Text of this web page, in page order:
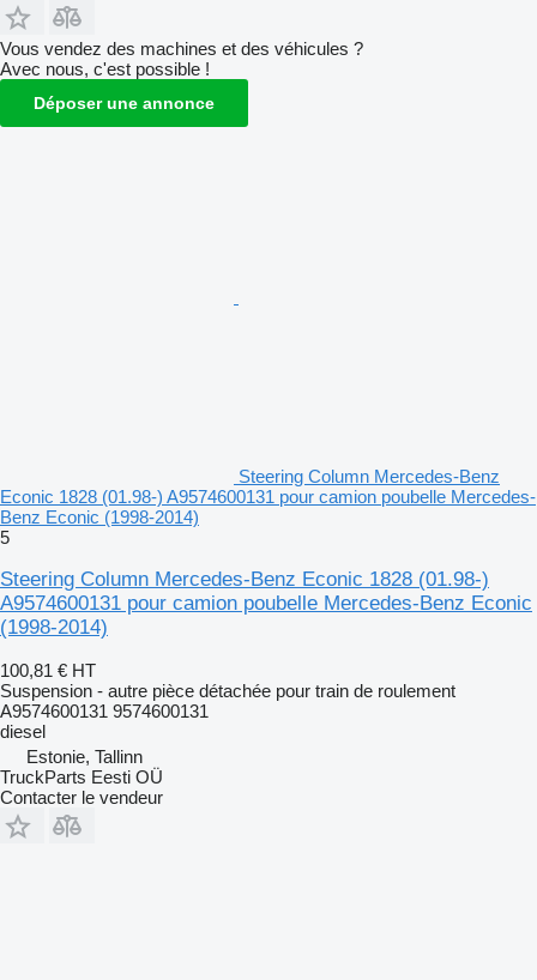
Vous vendez des machines et des véhicules ?
Avec nous, c'est possible !
Déposer une annonce
Steering Column Mercedes-Benz
Econic 1828 (01.98-) A9574600131 pour camion poubelle Mercedes-
Benz Econic (1998-2014)
5
Steering Column Mercedes-Benz Econic 1828 (01.98-)
A9574600131 pour camion poubelle Mercedes-Benz Econic
(1998-2014)
100,81 € HT
Suspension - autre pièce détachée pour train de roulement
A9574600131 9574600131
diesel
Estonie, Tallinn
TruckParts Eesti OÜ
Contacter le vendeur